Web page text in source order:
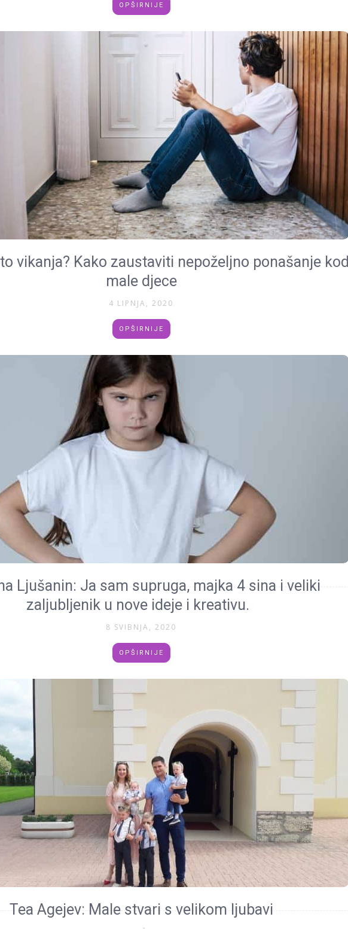
OPŠIRNIJE
vikanja? Kako zaustaviti nepoželjno ponašanje kod
male djece
4 LIPNJA, 2020
OPŠIRNIJE
Ljušanin: Ja sam supruga, majka 4 sina i veliki
zaljubljenik u nove ideje i kreativu.
8 SVIBNJA, 2020
OPŠIRNIJE
Tea Agejev: Male stvari s velikom ljubavi